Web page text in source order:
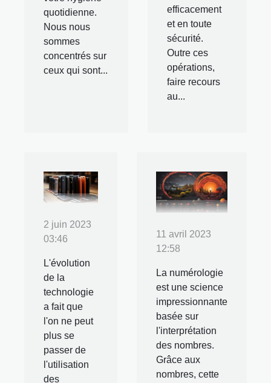
quotidienne.
Nous nous
sommes
concentrés sur
ceux qui sont...
efficacement
et en toute
sécurité.
Outre ces
opérations,
faire recours
au...
2 juin 2023
03:46
L'évolution
de la
technologie
a fait que
l'on ne peut
plus se
passer de
l'utilisation
des
11 avril 2023
12:58
La numérologie
est une science
impressionnante
basée sur
l'interprétation
des nombres.
Grâce aux
nombres, cette